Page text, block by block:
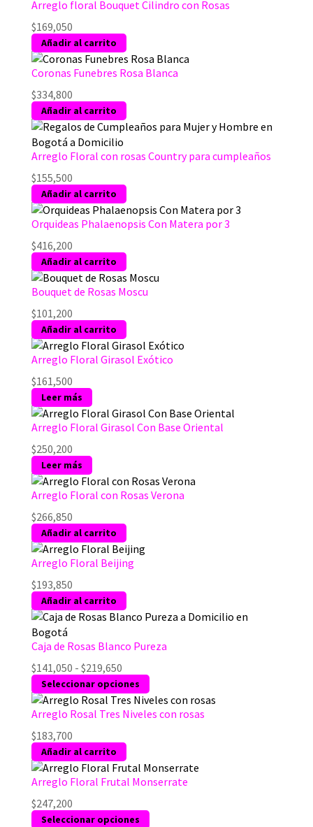
desde
hasta
$220,800
tiene
opciones
se
en
página
Arreglo floral Bouquet Cilindro con Rosas
$169,050
Añadir al carrito
Coronas Funebres Rosa Blanca
$334,800
Añadir al carrito
Arreglo Floral con rosas Country para cumpleaños
$155,500
Añadir al carrito
Orquideas Phalaenopsis Con Matera por 3
$416,200
Añadir al carrito
Bouquet de Rosas Moscu
$101,200
Añadir al carrito
Arreglo Floral Girasol Exótico
$161,500
Leer más
Arreglo Floral Girasol Con Base Oriental
$250,200
Leer más
Arreglo Floral con Rosas Verona
$266,850
Añadir al carrito
Arreglo Floral Beijing
$193,850
Añadir al carrito
Caja de Rosas Blanco Pureza
$141,050 - $219,650Rango
de
precios:
desde
hasta
$219,650
Seleccionar opciones
producto
tiene
opciones
se
Arreglo Rosal Tres Niveles con rosas
$183,700
Añadir al carrito
Arreglo Floral Frutal Monserrate
$247,200
Seleccionar opciones